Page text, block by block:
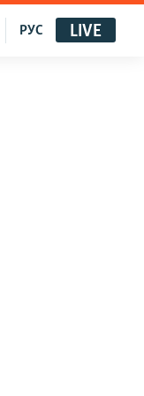
РУС LIVE